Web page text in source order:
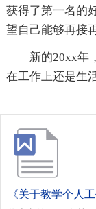
获得了第一名的
望自己能够再接
新的20xx年
在工作上还是生
《关于教学个人